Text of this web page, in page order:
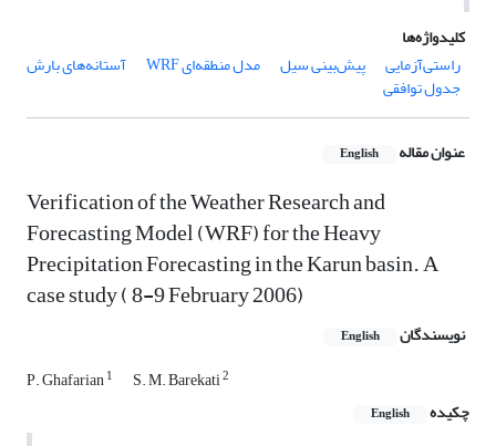
کلیدواژه‌ها
راستی‌آزمایی
پیش‌بینی سیل مدل‌ منطقه‌ای WRF آستانه‌های بارش
جدول توافقی
عنوان مقاله English
Verification of the Weather Research and
Forecasting Model (WRF) for the Heavy
Precipitation Forecasting in the Karun basin. A
case study ( 8-9 February 2006)
نویسندگان English
P. Ghafarian1 S. M. Barekati2
چکیده English